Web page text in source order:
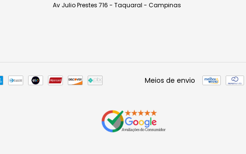
Av Julio Prestes 716 - Taquaral - Campinas
Meios de envio